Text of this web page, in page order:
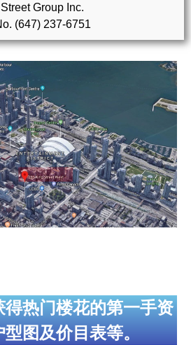
走近加拿大
Group Inc.
(647) 237-6751
热门楼花的第一手资
型图及价目表等。